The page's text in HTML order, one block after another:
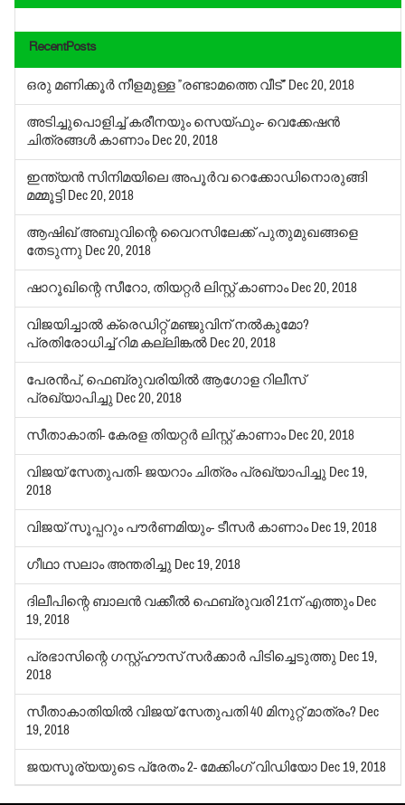
RecentPosts
ഒരു മണിക്കൂര്‍ നീളമുള്ള ”രണ്ടാമത്തെ വീട്” Dec 20, 2018
അടിച്ചുപൊളിച്ച് കരീനയും സെയ്ഫും- വെക്കേഷന്‍
ചിത്രങ്ങള്‍ കാണാംDec 20, 2018
ഇന്ത്യന്‍ സിനിമയിലെ അപൂര്‍വ റെക്കോഡിനൊരുങ്ങി
മമ്മൂട്ടി Dec 20, 2018
ആഷിഖ് അബുവിന്റെ വൈറസിലേക്ക് പുതുമുഖങ്ങളെ
തേടുന്നു Dec 20, 2018
ഷാറൂഖിന്റെ സീറോ, തിയറ്റര്‍ ലിസ്റ്റ് കാണാംDec 20, 2018
വിജയിച്ചാല്‍ ക്രെഡിറ്റ് മഞ്ജുവിന് നല്‍കുമോ?
പ്രതിരോധിച്ച് റിമ കല്ലിങ്കല്‍ Dec 20, 2018
പേരന്‍പ്, ഫെബ്രുവരിയില്‍ ആഗോള റിലീസ്
പ്രഖ്യാപിച്ചു Dec 20, 2018
സീതാകാതി- കേരള തിയറ്റര്‍ ലിസ്റ്റ് കാണാംDec 20, 2018
വിജയ് സേതുപതി- ജയറാം ചിത്രം പ്രഖ്യാപിച്ചു Dec 19,
2018
വിജയ് സൂപ്പറും പൗര്‍ണമിയും- ടീസര്‍ കാണാംDec 19, 2018
ഗീഥാ സലാം അന്തരിച്ചു Dec 19, 2018
ദിലീപിന്റെ ബാലന്‍ വക്കീല്‍ ഫെബ്രുവരി 21ന് എത്തുംDec
19, 2018
പ്രഭാസിന്റെ ഗസ്റ്റ്ഹൗസ് സര്‍ക്കാര്‍ പിടിച്ചെടുത്തു Dec 19,
2018
സീതാകാതിയില്‍ വിജയ് സേതുപതി 40 മിനുറ്റ് മാത്രം? Dec
19, 2018
ജയസൂര്യയുടെ പ്രേതം 2- മേക്കിംഗ് വിഡിയോ Dec 19, 2018